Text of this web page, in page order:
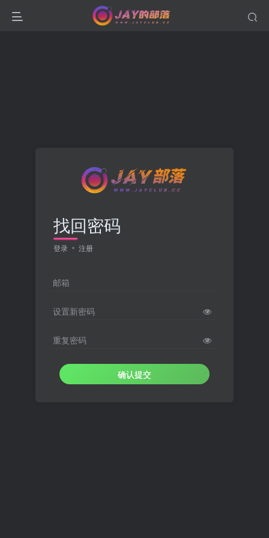
找回密码
登录 注册
邮箱
设置新密码
重复密码
确认提交